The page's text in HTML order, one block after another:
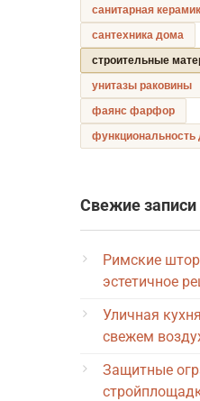
санитарная
сантехника дома
строительные
унитазы раковины
фаянс фарфор
функциональность
Свежие записи
Римские
эстетичное
Уличная
свежем
Защитные